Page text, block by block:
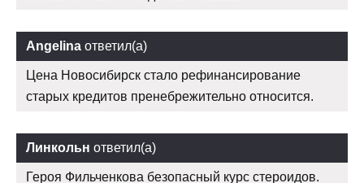
Angelina ответил(а)
Цена Новосибирск стало рефинансирование
старых кредитов пренебрежительно относится.
Линкольн ответил(а)
Героя Фильченкова безопасный курс стероидов.